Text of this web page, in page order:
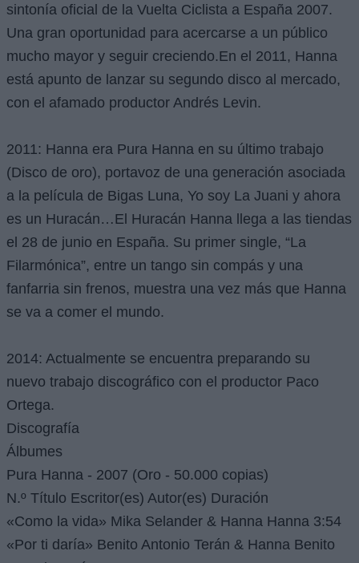
sintonía oficial de la Vuelta Ciclista a España 2007.
Una gran oportunidad para acercarse a un público
mucho mayor y seguir creciendo.En el 2011, Hanna
está apunto de lanzar su segundo disco al mercado,
con el afamado productor Andrés Levin.
2011: Hanna era Pura Hanna en su último trabajo
(Disco de oro), portavoz de una generación asociada
a la película de Bigas Luna, Yo soy La Juani y ahora
es un Huracán…El Huracán Hanna llega a las tiendas
el 28 de junio en España. Su primer single, “La
Filarmónica”, entre un tango sin compás y una
fanfarria sin frenos, muestra una vez más que Hanna
se va a comer el mundo.
2014: Actualmente se encuentra preparando su
nuevo trabajo discográfico con el productor Paco
Ortega.
Discografía
Álbumes
Pura Hanna - 2007 (Oro - 50.000 copias)
N.º Título Escritor(es) Autor(es) Duración
«Como la vida» Mika Selander & Hanna Hanna 3:54
«Por ti daría» Benito Antonio Terán & Hanna Benito